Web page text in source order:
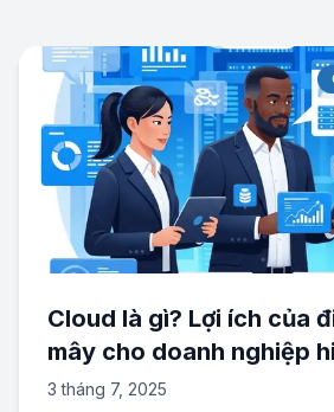
Cloud là gì? Lợi ích của
mây cho doanh nghiệp
3 tháng 7, 2025